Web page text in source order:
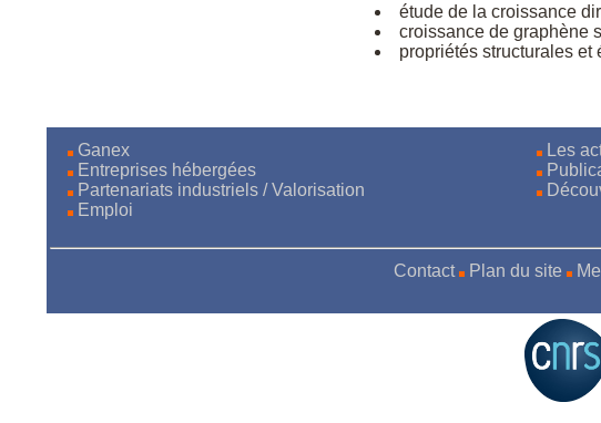
étude de la croissance
croissance de graphène
propriétés structurales
Ganex
Entreprises hébergées
Partenariats industriels / Valorisation
Emploi
Contact Plan du site